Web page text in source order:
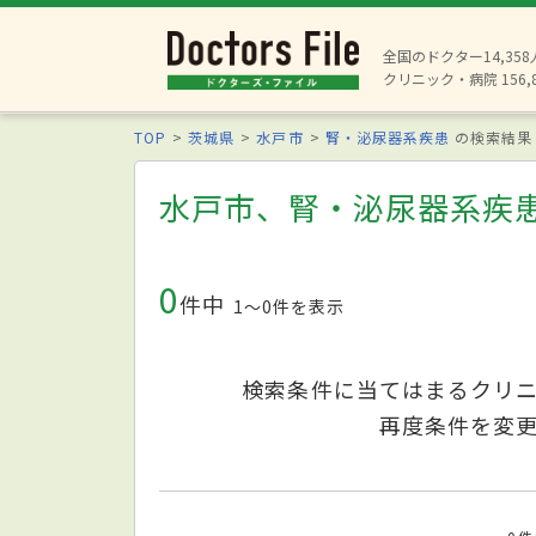
全国のドクター14,358
クリニック・病院
TOP 茨城県 水戸市 腎・泌尿器系疾患 の検索結果
水戸市、腎・泌尿器系疾
0件中 1〜0件を表示
検索条件に当てはまるクリ
再度条件を変